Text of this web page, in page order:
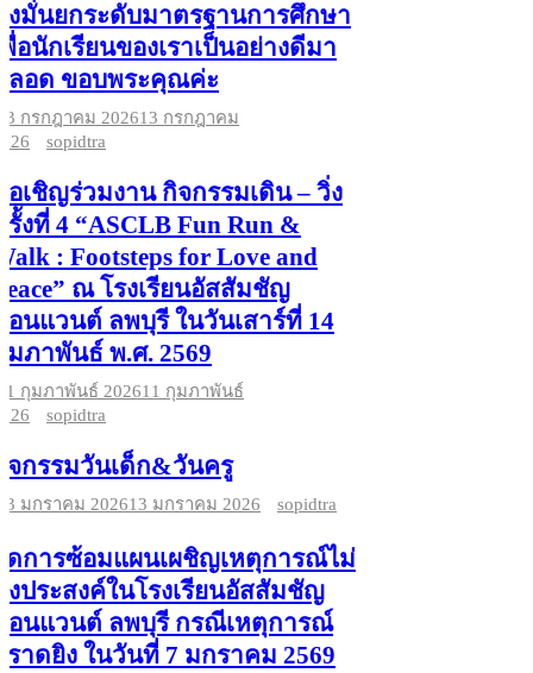
งมั่นยกระดับมาตรฐานการศึกษา
พื่อนักเรียนของเราเป็นอย่างดีมา
ลอด ขอบพระคุณค่ะ
กรกฎาคม 202613 กรกฎาคม
sopidtra
อเชิญร่วมงาน กิจกรรมเดิน – วิ่ง
รั้งที่ 4 “ASCLB Fun Run &
: Footsteps for Love and
ณ โรงเรียนอัสสัมชัญ
อนแวนต์ ลพบุรี ในวันเสาร์ที่ 14
มภาพันธ์ พ.ศ. 2569
กุมภาพันธ์ 202611 กุมภาพันธ์
sopidtra
จกรรมวันเด็ก&วันครู
มกราคม 202613 มกราคม 2026 sopidtra
ดการซ้อมแผนเผชิญเหตุการณ์ไม่
งประสงค์ในโรงเรียนอัสสัมชัญ
อนแวนต์ ลพบุรี กรณีเหตุการณ์
ราดยิง ในวันที่ 7 มกราคม 2569